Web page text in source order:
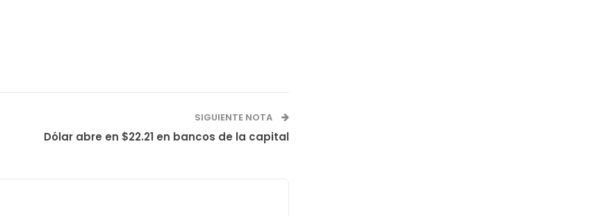
SIGUIENTE NOTA
Dólar abre en $22.21 en bancos de la capital